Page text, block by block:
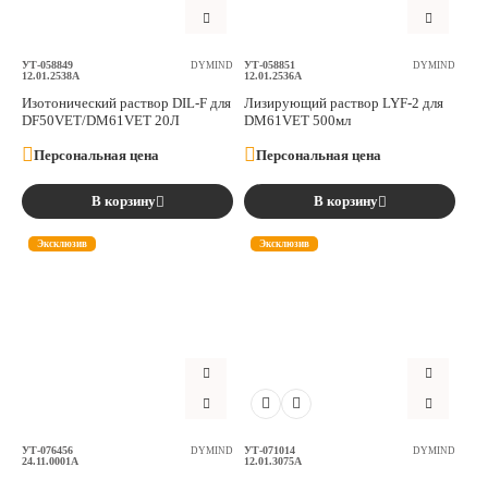
УТ-058849
12.01.2538A
DYMIND
Изотонический раствор DIL-F для
DF50VET/DM61VET 20Л
Персональная цена
В корзину
УТ-058851
12.01.2536A
DYMIND
Лизирующий раствор LYF-2 для
DM61VET 500мл
Персональная цена
В корзину
Эксклюзив
УТ-076456
24.11.0001A
DYMIND
Эксклюзив
УТ-071014
12.01.3075A
DYMIND